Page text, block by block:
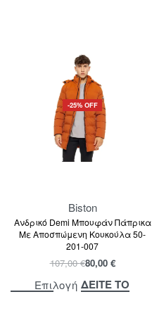
-25% OFF
Biston
Ανδρικό Demi Μπουφάν Πάπρικα
Με Αποσπώμενη Κουκούλα 50-
201-007
107,00€80,00 €
Επιλογή ΔΕΙΤΕ ΤΟ